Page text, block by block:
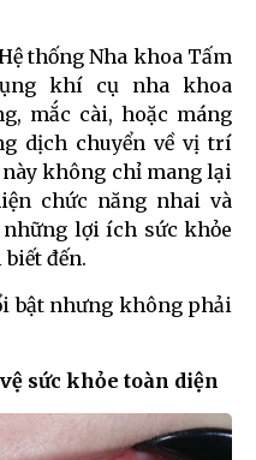
thống Nha khoa Tấm
khí cụ nha khoa
mắc cài, hoặc máng
dịch chuyển về vị trí
không chỉ mang lại
chức năng nhai và
những lợi ích sức khỏe
đến.
bật nhưng không phải
sức khỏe toàn diện